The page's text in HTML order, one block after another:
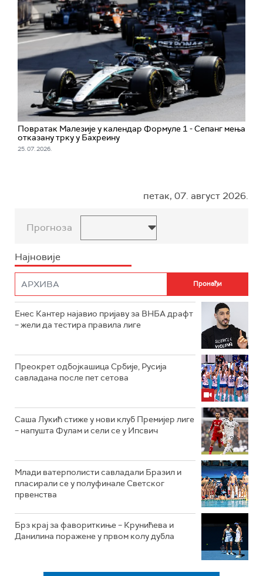
Повратак Малезије у календар Формуле 1 - Сепанг мења
отказану трку у Бахреину
25. 07. 2026.
петак, 07. август 2026.
Прогноза
Најновије
Енес Кантер најавио пријаву за ВНБА драфт
– жели да тестира правила лиге
Преокрет одбојкашица Србије, Русија
савладана после пет сетова
Саша Лукић стиже у нови клуб Премијер лиге
– напушта Фулам и сели се у Ипсвич
Млади ватерполисти савладали Бразил и
пласирали се у полуфинале Светског
првенства
Брз крај за фавориткиње – Крунићева и
Данилина поражене у првом колу дубла